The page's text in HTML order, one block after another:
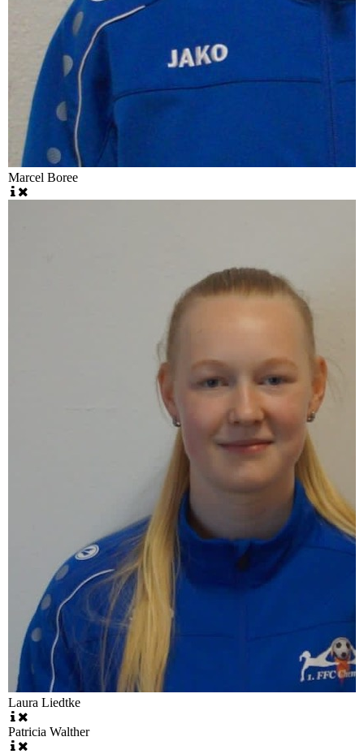
Marcel Boree
Laura Liedtke
Patricia Walther